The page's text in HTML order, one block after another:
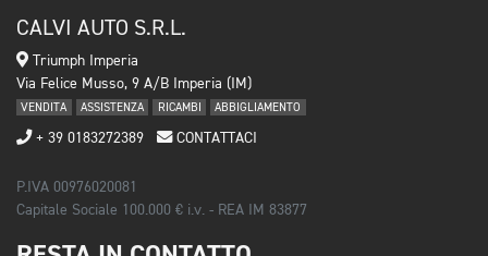
CALVI AUTO S.R.L.
Triumph Imperia
Via Felice Musso, 9 A/B Imperia (IM)
VENDITA ASSISTENZA RICAMBI ABBIGLIAMENTO
+ 39 0183272389 CONTATTACI
P.IVA 00976020081
Capitale Sociale 100.000 € i.v. - REA IM 83877